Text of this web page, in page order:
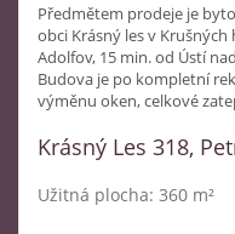
Předmětem prodeje je
obci Krásný les v
Adolfov, 15 min. od Ústí
Budova je po kompletní
výměnu oken, celkové
Krásný Les 318,
Užitná plocha: 360 m²